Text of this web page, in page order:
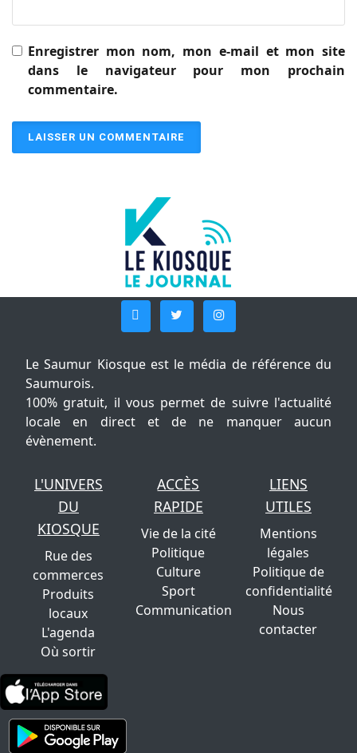
Enregistrer mon nom, mon e-mail et mon site
dans le navigateur pour mon prochain
commentaire.
Le Saumur Kiosque est le média de référence du
Saumurois.
100% gratuit, il vous permet de suivre l'actualité
locale en direct et de ne manquer aucun
évènement.
L'UNIVERS
DU
KIOSQUE
Rue des
commerces
Produits
locaux
L'agenda
Où sortir
ACCÈS
RAPIDE
Vie de la cité
Politique
Culture
Sport
Communication
LIENS
UTILES
Mentions
légales
Politique de
confidentialité
Nous
contacter